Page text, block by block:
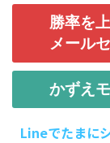
勝率を
メール
かずえ
Lineでたまに